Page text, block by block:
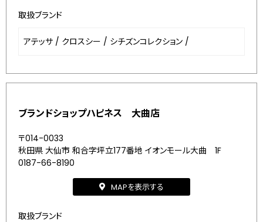
取扱ブランド
アテッサ / クロスシー / シチズンコレクション /
ブランドショップハピネス 大曲店
〒014-0033
秋田県 大仙市 和合字坪立177番地 イオンモール大曲 1F
0187-66-8190
MAPを表示する
取扱ブランド